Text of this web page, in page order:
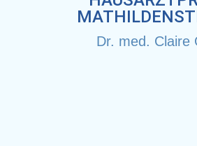
Dr. med. Claire